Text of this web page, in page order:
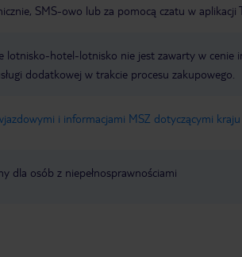
SMS-owo lub za pomocą czatu w aplikacji
lotnisko-hotel-lotnisko nie jest zawarty w cenie
dodatkowej w trakcie procesu zakupowego.
i informacjami MSZ dotyczącymi
dla osób z niepełnosprawnościami